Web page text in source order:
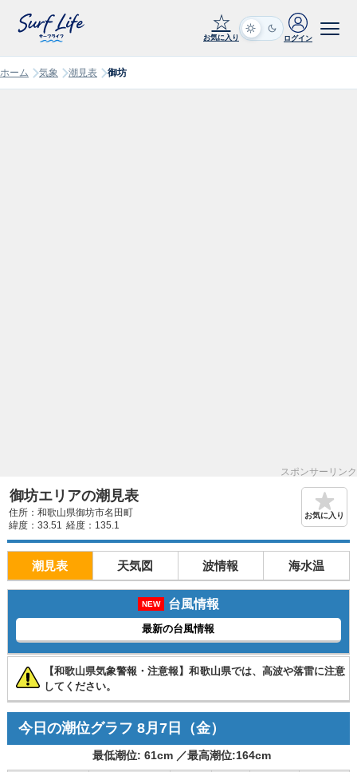
☆
お気に入り ログイン
ホーム 気象 潮見表 御坊
スポンサーリンク
御坊エリアの潮見表
住所：和歌山県御坊市名田町
緯度：33.51 経度：135.1
お気に入り
潮見表 天気図 波情報 海水温
NEW 台風情報
最新の台風情報
【和歌山県気象警報・注意報】和歌山県では、高波や落雷に注意
してください。
今日の潮位グラフ 8月7日 （金）
最低潮位: 61cm ／最高潮位:164cm